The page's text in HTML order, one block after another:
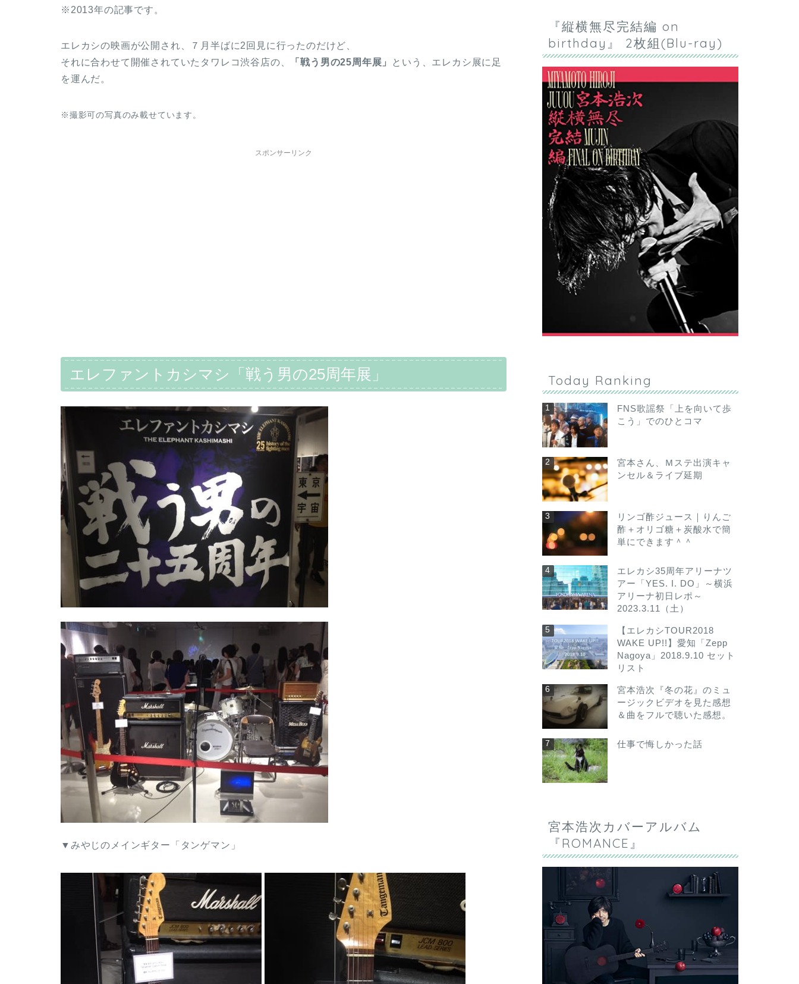
※2013年の記事です。
エレカシの映画が公開され、７月半ばに2回見に行ったのだけど、
それに合わせて開催されていたタワレコ渋谷店の、
「戦う男の25周年展」
という、エレカシ展に足
を運んだ。
※撮影可の写真のみ載せています。
スポンサーリンク
エレファントカシマシ「戦う男の25周年展」
▼みやじのメインギター「タンゲマン」
『縦横無尽完結編 on
birthday』 2枚組(Blu-ray)
Today Ranking
FNS歌謡祭「上を向いて歩
こう」でのひとコマ
宮本さん、Ｍステ出演キャ
ンセル＆ライブ延期
リンゴ酢ジュース｜りんご
酢＋オリゴ糖＋炭酸水で簡
単にできます＾＾
エレカシ35周年アリーナツ
アー「YES. I. DO」～横浜
アリーナ初日レポ～
2023.3.11（土）
【エレカシTOUR2018
WAKE UP!!】愛知「Zepp
Nagoya」2018.9.10 セット
リスト
宮本浩次『冬の花』のミュ
ージックビデオを見た感想
＆曲をフルで聴いた感想。
仕事で悔しかった話
宮本浩次カバーアルバム
『ROMANCE』